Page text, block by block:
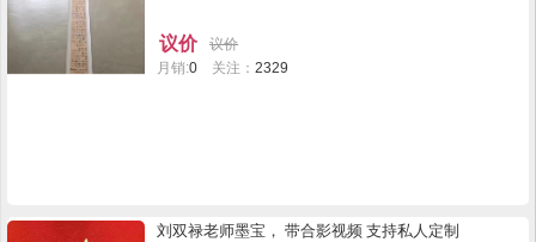
议价
议价
月销:0 关注：2329
刘双禄老师墨宝， 带合影视频 支持私人定制